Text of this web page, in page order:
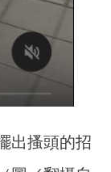
出搔頭的招